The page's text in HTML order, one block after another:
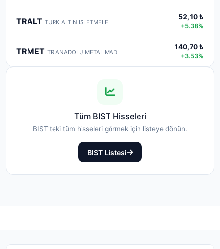
TRALT TURK ALTIN ISLETMELE
52,10 ₺
+5.38%
TRMET TR ANADOLU METAL MAD
140,70 ₺
+3.53%
Tüm BIST Hisseleri
BIST'teki tüm hisseleri görmek için listeye dönün.
BIST Listesi